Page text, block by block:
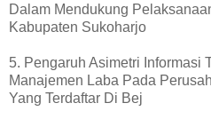
Dalam Mendukung
Kabupaten Sukoharjo
5. Pengaruh Asimetri Informasi
Manajemen Laba Pada
Yang Terdaftar Di Bej